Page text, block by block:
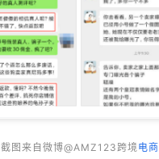
截图来自微博@AMZ123跨境 电商